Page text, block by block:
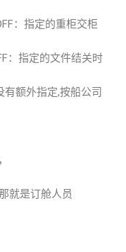
：指定的重柜交柜
：指定的文件结关时
有额外指定,按船公司
就是订舱人员